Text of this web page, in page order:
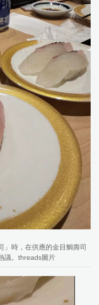
」時，在供應的金目鯛壽司
議。threads圖片